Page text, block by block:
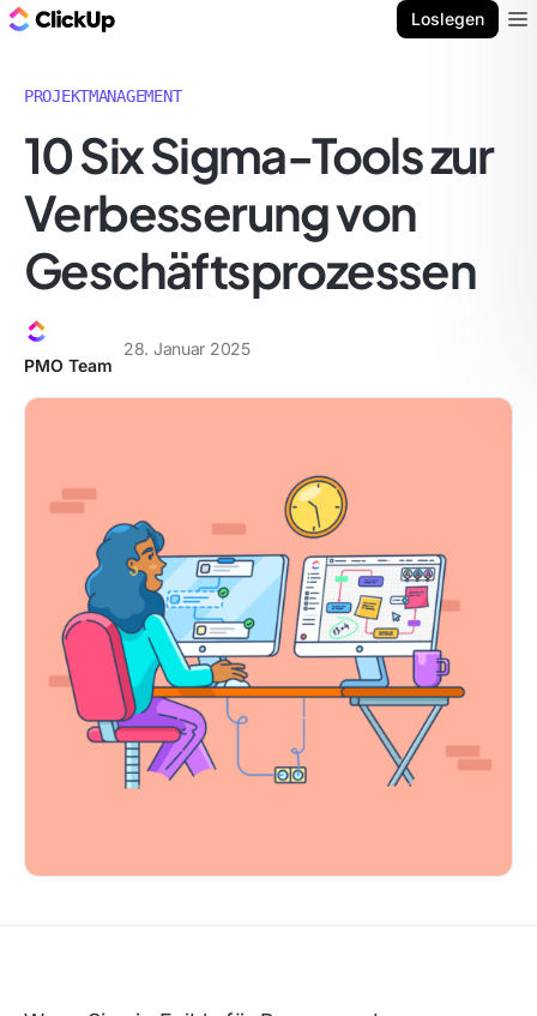
Loslegen
PROJEKTMANAGEMENT
10 Six Sigma-Tools zur
Verbesserung von
Geschäftsprozessen
PMO Team
28. Januar 2025